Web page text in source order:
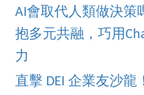
AI會取代人類做決策
抱多元共融，巧用
力
直擊 DEI 企業友沙龍